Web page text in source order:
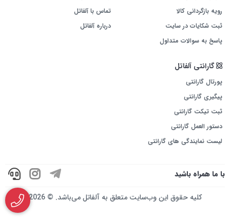
رویه بازگردانی کالا
ثبت شکایات در سایت
پاسخ به سوالات متداول
تماس با آلفاتل
درباره آلفاتل
گارانتی آلفاتل
پورتال گارانتی
پیگیری گارانتی
ثبت تیکت گارانتی
دستور العمل گارانتی
لیست نمایندگی های گارانتی
با ما همراه باشید
کلیه حقوق این وب‌سایت متعلق به آلفاتل می‌باشد. © 2026